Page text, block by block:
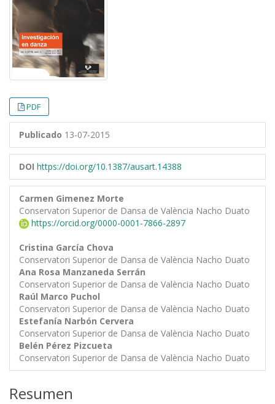
PDF
Publicado 13-07-2015
DOI https://doi.org/10.1387/ausart.14388
Carmen Gimenez Morte
Conservatori Superior de Dansa de València Nacho Duato
https://orcid.org/0000-0001-7866-2897
Cristina García Chova
Conservatori Superior de Dansa de València Nacho Duato
Ana Rosa Manzaneda Serrán
Conservatori Superior de Dansa de València Nacho Duato
Raúl Marco Puchol
Conservatori Superior de Dansa de València Nacho Duato
Estefanía Narbón Cervera
Conservatori Superior de Dansa de València Nacho Duato
Belén Pérez Pizcueta
Conservatori Superior de Dansa de València Nacho Duato
Resumen